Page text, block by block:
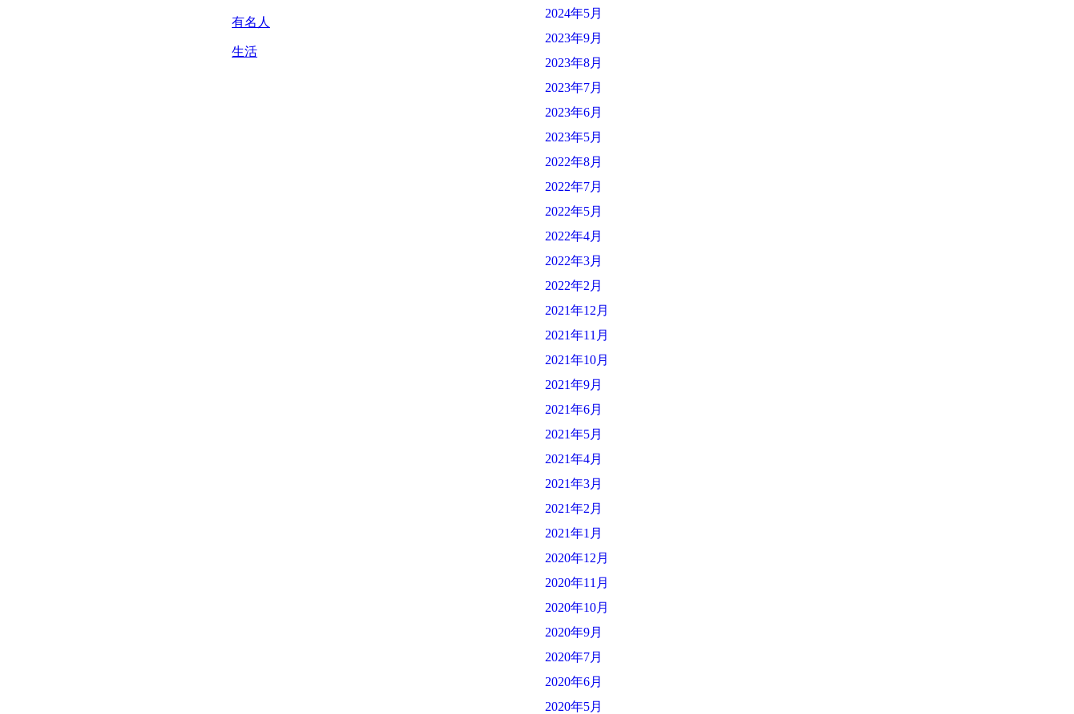
有名人
生活
2024年5月
2023年9月
2023年8月
2023年7月
2023年6月
2023年5月
2022年8月
2022年7月
2022年5月
2022年4月
2022年3月
2022年2月
2021年12月
2021年11月
2021年10月
2021年9月
2021年6月
2021年5月
2021年4月
2021年3月
2021年2月
2021年1月
2020年12月
2020年11月
2020年10月
2020年9月
2020年7月
2020年6月
2020年5月